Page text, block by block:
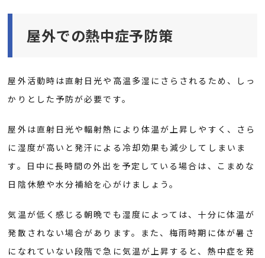
屋外での熱中症予防策
屋外活動時は直射日光や高温多湿にさらされるため、しっ
かりとした予防が必要です。
屋外は直射日光や輻射熱により体温が上昇しやすく、さら
に湿度が高いと発汗による冷却効果も減少してしまいま
す。日中に長時間の外出を予定している場合は、こまめな
日陰休憩や水分補給を心がけましょう。
気温が低く感じる朝晩でも湿度によっては、十分に体温が
発散されない場合があります。また、梅雨時期に体が暑さ
になれていない段階で急に気温が上昇すると、熱中症を発